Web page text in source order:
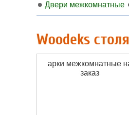
Двери межкомнатные
Woodeks
арки межкомнатные
заказ